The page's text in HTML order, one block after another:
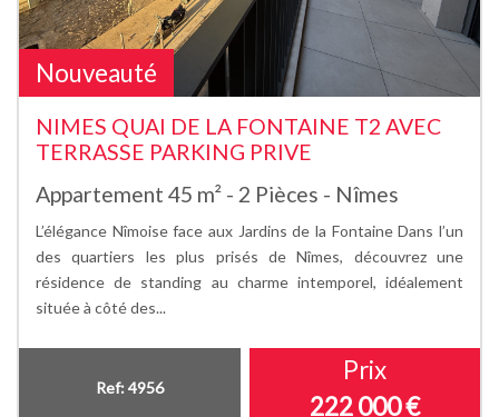
Nouveauté
NIMES QUAI DE LA FONTAINE T2 AVEC
TERRASSE PARKING PRIVE
Appartement 45 m² - 2 Pièces - Nîmes
L’élégance Nîmoise face aux Jardins de la Fontaine Dans l’un
des quartiers les plus prisés de Nîmes, découvrez une
résidence de standing au charme intemporel, idéalement
située à côté des...
Ref: 4956
Prix
222 000€